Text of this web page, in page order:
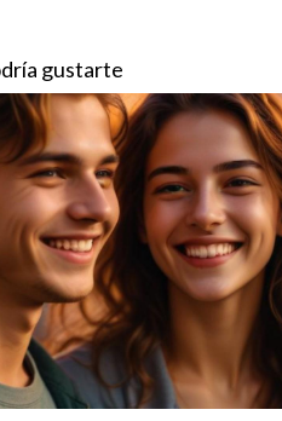
de contenido
atractivo es una herramienta
así como análisis de
y videos, maximiza el
interesados en vender.
de relaciones y
sólidas son la base del éxito
del sector, como tasadores,
gustarte